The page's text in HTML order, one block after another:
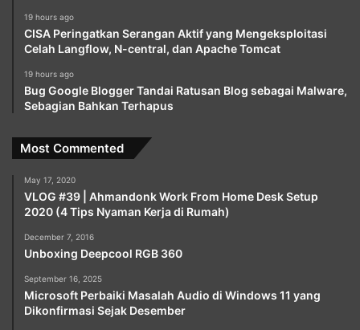
19 hours ago
CISA Peringatkan Serangan Aktif yang Mengeksploitasi
Celah Langflow, N-central, dan Apache Tomcat
19 hours ago
Bug Google Blogger Tandai Ratusan Blog sebagai Malware,
Sebagian Bahkan Terhapus
Most Commented
May 17, 2020
VLOG #39 | Ahmandonk Work From Home Desk Setup
2020 (4 Tips Nyaman Kerja di Rumah)
December 7, 2016
Unboxing Deepcool RGB 360
September 16, 2025
Microsoft Perbaiki Masalah Audio di Windows 11 yang
Dikonfirmasi Sejak Desember